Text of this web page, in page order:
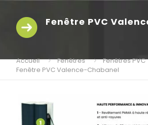
Fenêtre PVC
Accueil Fenêtres
Fenêtres PVC
Fenêtre PVC Valence-Chabanel